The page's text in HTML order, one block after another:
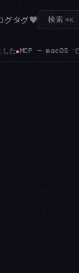
グタグ♥ 検索 ⌘K
ウトした後、未認証